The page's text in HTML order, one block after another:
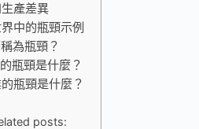
產差異
中的瓶頸示例
為瓶頸？
瓶頸是什麼？
瓶頸是什麼？
posts: